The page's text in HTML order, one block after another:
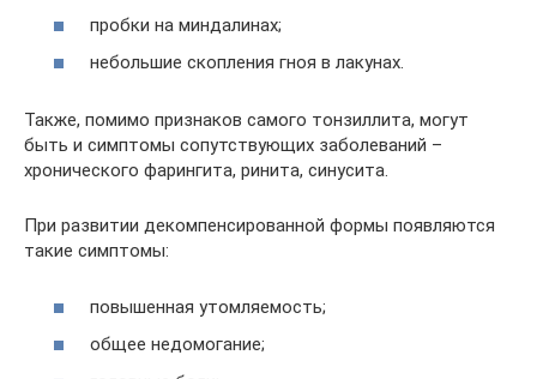
пробки на миндалинах;
небольшие скопления гноя в лакунах.
Также, помимо признаков самого тонзиллита, могут
быть и симптомы сопутствующих заболеваний –
хронического фарингита, ринита, синусита.
При развитии декомпенсированной формы появляются
такие симптомы:
повышенная утомляемость;
общее недомогание;